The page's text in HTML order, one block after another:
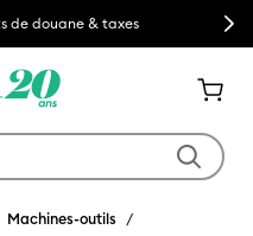
de douane & taxes Next
Machines-outils